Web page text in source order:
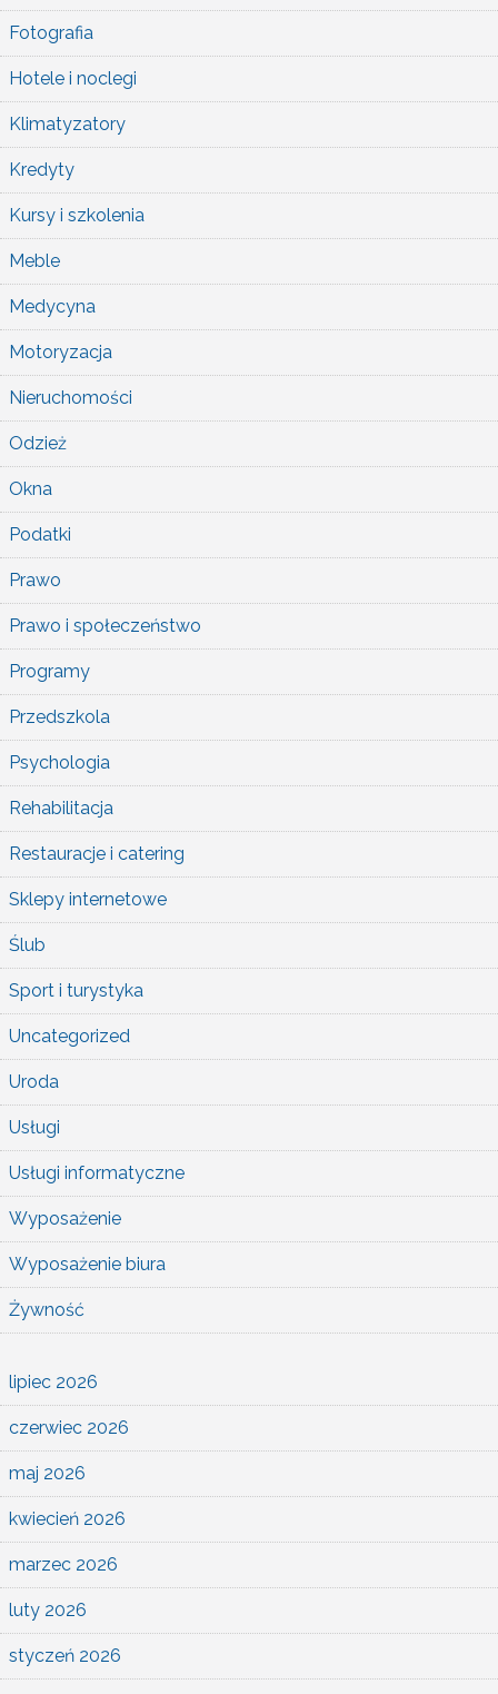
Fotografia
Hotele i noclegi
Klimatyzatory
Kredyty
Kursy i szkolenia
Meble
Medycyna
Motoryzacja
Nieruchomości
Odzież
Okna
Podatki
Prawo
Prawo i społeczeństwo
Programy
Przedszkola
Psychologia
Rehabilitacja
Restauracje i catering
Sklepy internetowe
Ślub
Sport i turystyka
Uncategorized
Uroda
Usługi
Usługi informatyczne
Wyposażenie
Wyposażenie biura
Żywność
lipiec 2026
czerwiec 2026
maj 2026
kwiecień 2026
marzec 2026
luty 2026
styczeń 2026